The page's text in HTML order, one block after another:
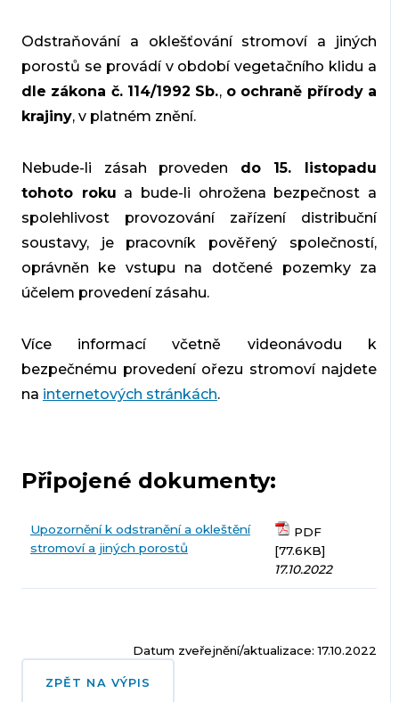
Odstraňování a oklešťování stromoví a jiných
porostů se provádí v období vegetačního klidu a
dle zákona č. 114/1992 Sb.,o ochraně přírody a
krajiny, v platném znění.
Nebude-li zásah proveden do 15. listopadu
tohoto roku a bude-li ohrožena bezpečnost a
spolehlivost provozování zařízení distribuční
soustavy, je pracovník pověřený společností,
oprávněn ke vstupu na dotčené pozemky za
účelem provedení zásahu.
Více informací včetně videonávodu k
bezpečnému provedení ořezu stromoví najdete
na internetových stránkách.
Připojené dokumenty:
Upozornění k odstranění a okleštění
stromoví a jiných porostů
PDF
[77.6KB]
17.10.2022
Datum zveřejnění/aktualizace: 17.10.2022
ZPĚT NA VÝPIS